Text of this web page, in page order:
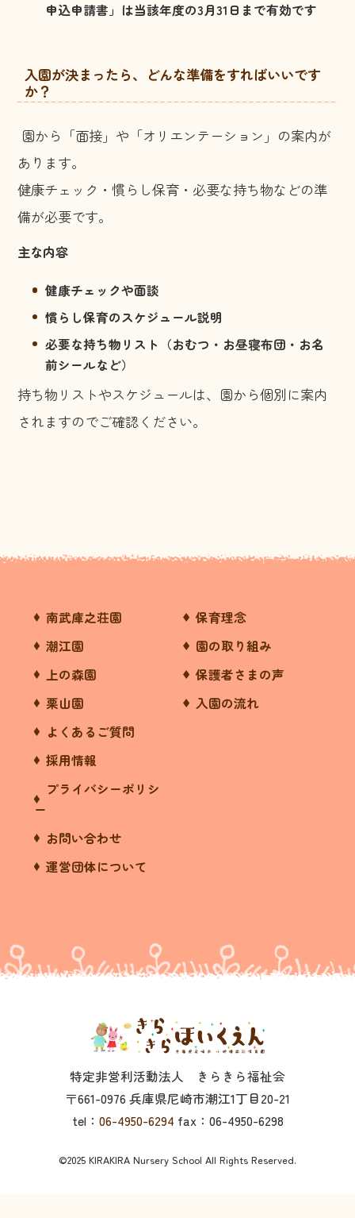
申込申請書」は当該年度の3月31日まで有効です
入園が決まったら、どんな準備をすればいいです
か？
園から「面接」や「オリエンテーション」の案内が
あります。
健康チェック・慣らし保育・必要な持ち物などの準
備が必要です。
主な内容
健康チェックや面談
慣らし保育のスケジュール説明
必要な持ち物リスト（おむつ・お昼寝布団・お名
前シールなど）
持ち物リストやスケジュールは、園から個別に案内
されますのでご確認ください。
南武庫之荘園
潮江園
上の森園
栗山園
保育理念
園の取り組み
保護者さまの声
入園の流れ
よくあるご質問
採用情報
プライバシーポリシ
ー
お問い合わせ
運営団体について
特定非営利活動法人 きらきら福祉会
〒661-0976 兵庫県尼崎市潮江1丁目20-21
tel： 06-4950-6294 fax：06-4950-6298
©2025 KIRAKIRA Nursery School All Rights Reserved.